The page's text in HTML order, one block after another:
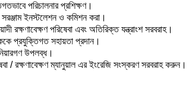
পরিচালনার প্রশিক্ষণ।
ইনস্টলেশন ও কমিশন করা।
রক্ষণাবেক্ষণ পরিষেবা এবং অতিরিক্ত যন্ত্রাংশ সরবরাহ।
প্রযুক্তিগত সহায়তা প্রদান।
উপলব্ধ।
/ রক্ষণাবেক্ষণ ম্যানুয়াল এর ইংরেজি সংস্করণ সরবরাহ করুন।